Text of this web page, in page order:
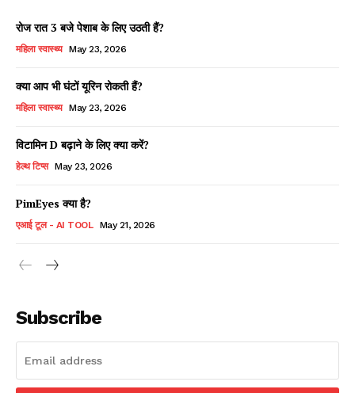
रोज रात 3 बजे पेशाब के लिए उठती हैं?
महिला स्वास्थ्य May 23, 2026
क्या आप भी घंटों यूरिन रोकती हैं?
महिला स्वास्थ्य May 23, 2026
विटामिन D बढ़ाने के लिए क्या करें?
हेल्थ टिप्स May 23, 2026
PimEyes क्या है?
एआई टूल - AI TOOL May 21, 2026
Subscribe